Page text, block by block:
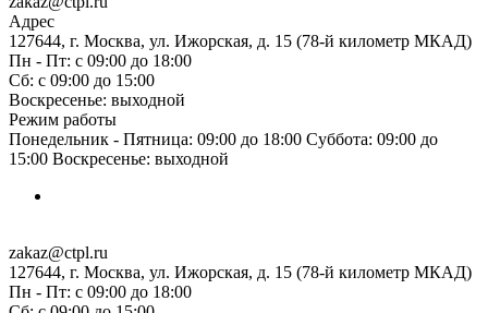
Адрес
127644, г. Москва, ул. Ижорская, д. 15 (78-й километр МКАД)
Пн - Пт: с 09:00 до 18:00
Сб: с 09:00 до 15:00
Воскресенье: выходной
Режим работы
Понедельник - Пятница: 09:00 до 18:00 Суббота: 09:00 до
15:00 Воскресенье: выходной
zakaz@ctpl.ru
127644, г. Москва, ул. Ижорская, д. 15 (78-й километр МКАД)
Пн - Пт: с 09:00 до 18:00